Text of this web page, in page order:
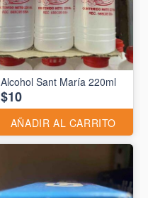
Alcohol Sant María 220ml
$10
AÑADIR AL CARRITO